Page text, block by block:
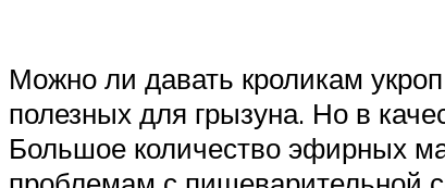
Можно ли давать кроликам
полезных для грызуна. Но в
Большое количество эфирных